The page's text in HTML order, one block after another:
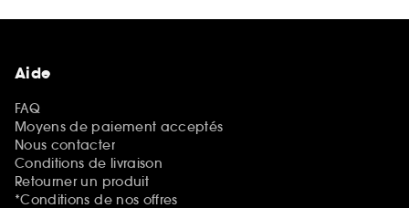
Aide
FAQ
Moyens de paiement acceptés
Nous contacter
Conditions de livraison
Retourner un produit
*Conditions de nos offres